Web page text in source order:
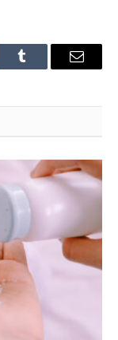
Tumblr Email